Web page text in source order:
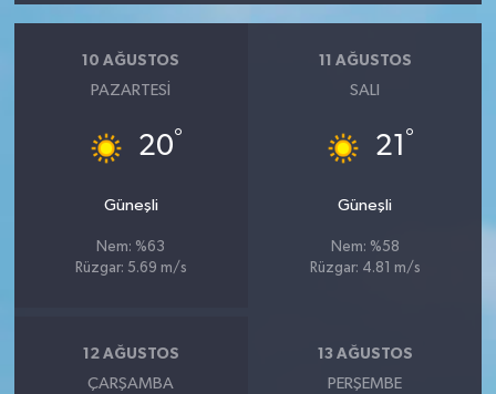
10 AĞUSTOS
PAZARTESI
20°
Güneşli
Nem: %63
Rüzgar: 5.69 m/s
11 AĞUSTOS
SALI
21 °
Güneşli
Nem: %58
Rüzgar: 4.81 m/s
12 AĞUSTOS
ÇARŞAMBA
13 AĞUSTOS
PERŞEMBE